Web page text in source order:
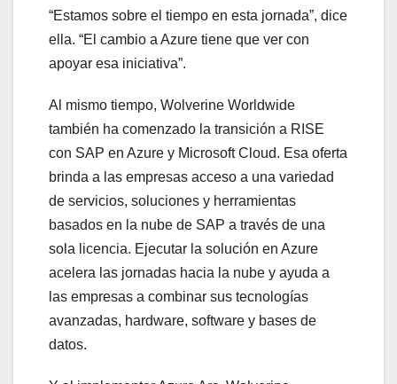
“Estamos sobre el tiempo en esta jornada”, dice
ella. “El cambio a Azure tiene que ver con
apoyar esa iniciativa”.
Al mismo tiempo, Wolverine Worldwide
también ha comenzado la transición a RISE
con SAP en Azure y Microsoft Cloud. Esa oferta
brinda a las empresas acceso a una variedad
de servicios, soluciones y herramientas
basados en la nube de SAP a través de una
sola licencia. Ejecutar la solución en Azure
acelera las jornadas hacia la nube y ayuda a
las empresas a combinar sus tecnologías
avanzadas, hardware, software y bases de
datos.